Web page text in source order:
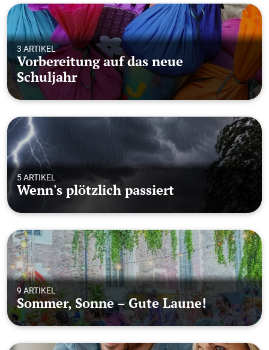
3 ARTIKEL
Vorbereitung auf das neue
Schuljahr
5 ARTIKEL
Wenn's plötzlich passiert
9 ARTIKEL
Sommer, Sonne – Gute Laune!